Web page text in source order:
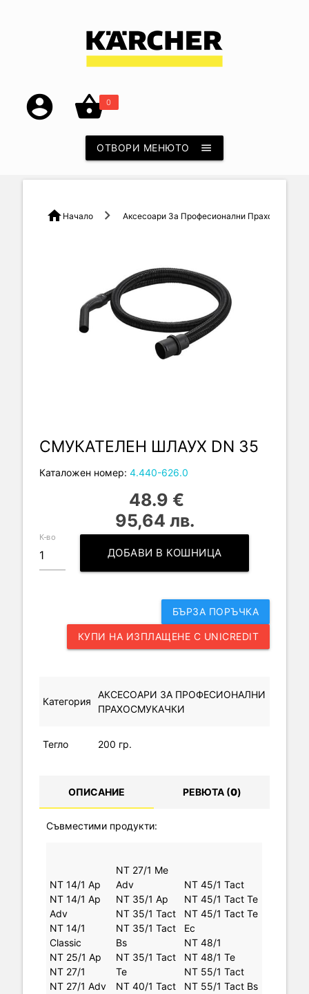
account_circle shopping_basket0
ОТВОРИ МЕНЮТО menu
home Начало Аксесоари За Професионални
СМУКАТЕЛЕН ШЛАУХ DN 35
Каталожен номер: 4.440-626.0
48.9 €
95,64 лв.
К-во
ДОБАВИ В КОШНИЦА
БЪРЗА ПОРЪЧКА
КУПИ НА ИЗПЛАЩЕНЕ С UNICREDIT
Категория
АКСЕСОАРИ ЗА ПРОФЕСИОНАЛНИ
ПРАХОСМУКАЧКИ
Тегло 200 гр.
ОПИСАНИЕ РЕВЮТА (0)
Съвместими продукти:
NT 14/1 Ap
NT 14/1 Ap
Adv
NT 14/1
Classic
NT 25/1 Ap
NT 27/1
NT 27/1 Adv
NT 27/1 Me
Adv
NT 35/1 Ap
NT 35/1 Tact
NT 35/1 Tact
Bs
NT 35/1 Tact
Te
NT 40/1 Tact
NT 45/1 Tact
NT 45/1 Tact Te
NT 45/1 Tact Te
Ec
NT 48/1
NT 48/1 Te
NT 55/1 Tact
NT 55/1 Tact Bs